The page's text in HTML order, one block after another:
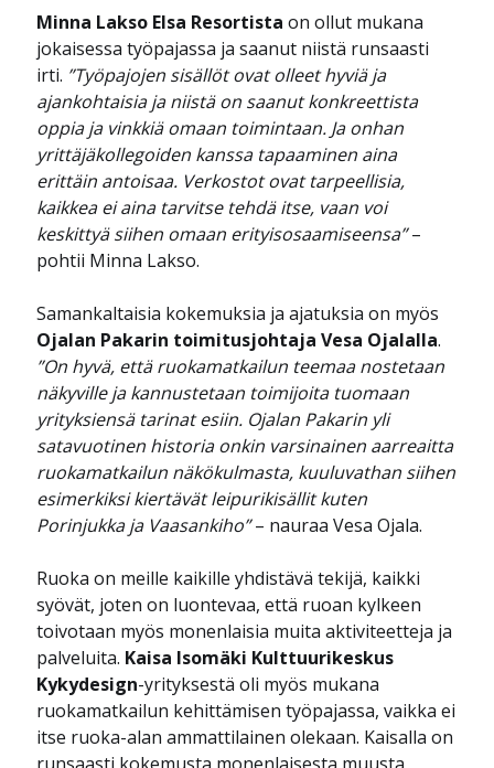
Minna Lakso Elsa Resortista on ollut mukana
jokaisessa työpajassa ja saanut niistä runsaasti
irti. ”Työpajojen sisällöt ovat olleet hyviä ja
ajankohtaisia ja niistä on saanut konkreettista
oppia ja vinkkiä omaan toimintaan. Ja onhan
yrittäjäkollegoiden kanssa tapaaminen aina
erittäin antoisaa. Verkostot ovat tarpeellisia,
kaikkea ei aina tarvitse tehdä itse, vaan voi
keskittyä siihen omaan erityisosaamiseensa”–
pohtii Minna Lakso.
Samankaltaisia kokemuksia ja ajatuksia on myös
Ojalan Pakarin toimitusjohtaja Vesa Ojalalla.
”On hyvä, että ruokamatkailun teemaa nostetaan
näkyville ja kannustetaan toimijoita tuomaan
yrityksiensä tarinat esiin. Ojalan Pakarin yli
satavuotinen historia onkin varsinainen aarreaitta
ruokamatkailun näkökulmasta, kuuluvathan siihen
esimerkiksi kiertävät leipurikisällit kuten
Porinjukka ja Vaasankiho”– nauraa Vesa Ojala.
Ruoka on meille kaikille yhdistävä tekijä, kaikki
syövät, joten on luontevaa, että ruoan kylkeen
toivotaan myös monenlaisia muita aktiviteetteja ja
palveluita. Kaisa Isomäki Kulttuurikeskus
Kykydesign-yrityksestä oli myös mukana
ruokamatkailun kehittämisen työpajassa, vaikka ei
itse ruoka-alan ammattilainen olekaan. Kaisalla on